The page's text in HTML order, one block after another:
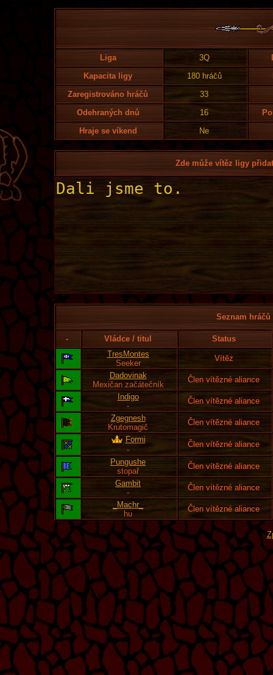
Liga 3Q
Kapacita ligy
180 hráčů
Zaregistrováno hráčů
33
Odehraných dnů
16
Hraje se víkend
Ne
Zde může vítěz ligy
Seznam
- Vládce / titul
Status
TresMontes
Seeker
Vítěz
Dadovinak
Mexičan začátečník
Člen vítězné aliance
Indigo
-
Člen vítězné aliance
Zgegnesh
Krutomagič
Člen vítězné aliance
Formi
-
Člen vítězné aliance
Pungushe
stopař
Člen vítězné aliance
Gambit
-
Člen vítězné aliance
_Machr_
hu
Člen vítězné aliance